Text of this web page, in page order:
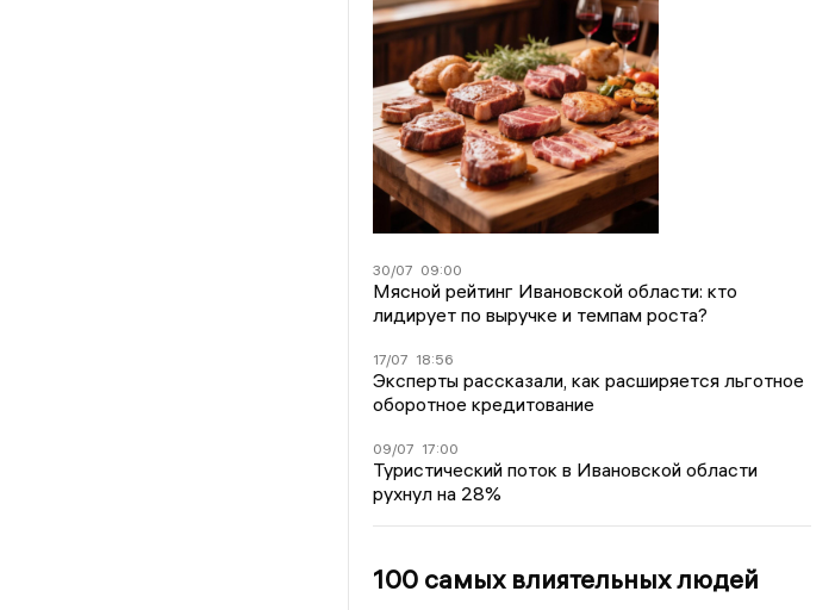
30/07 09:00
Мясной рейтинг Ивановской области: кто
лидирует по выручке и темпам роста?
17/07 18:56
Эксперты рассказали, как расширяется льготное
оборотное кредитование
09/07 17:00
Туристический поток в Ивановской области
рухнул на 28%
100 самых влиятельных людей